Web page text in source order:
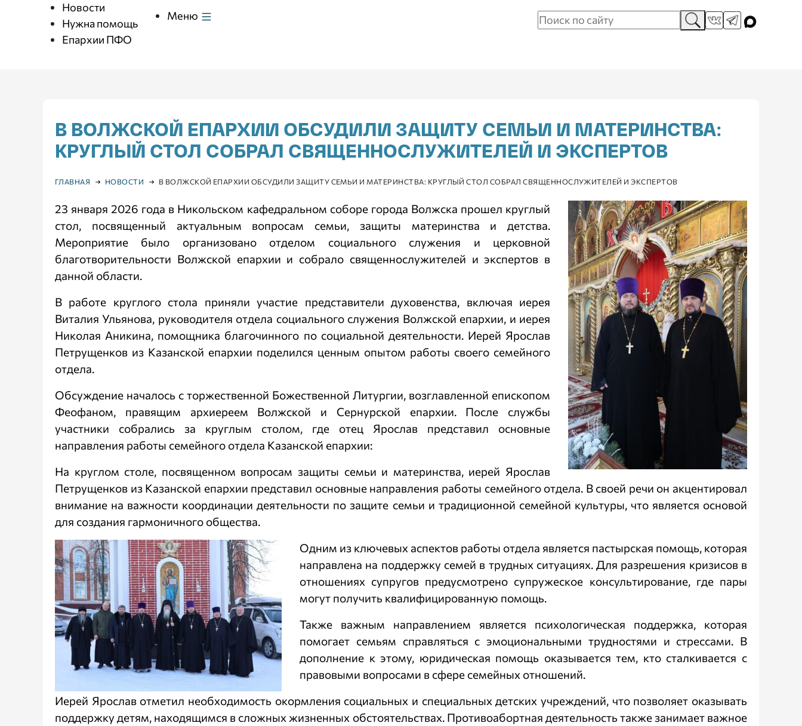
Новости
Нужна помощь
Епархии ПФО
Меню
В ВОЛЖСКОЙ ЕПАРХИИ ОБСУДИЛИ ЗАЩИТУ СЕМЬИ И МАТЕРИНСТВА:
КРУГЛЫЙ СТОЛ СОБРАЛ СВЯЩЕННОСЛУЖИТЕЛЕЙ И ЭКСПЕРТОВ
ГЛАВНАЯ НОВОСТИ В ВОЛЖСКОЙ ЕПАРХИИ ОБСУДИЛИ ЗАЩИТУ СЕМЬИ И МАТЕРИНСТВА: КРУГЛЫЙ СТОЛ СОБРАЛ СВЯЩЕННОСЛУЖИТЕЛЕЙ И ЭКСПЕРТОВ
23 января 2026 года в Никольском кафедральном соборе города Волжска прошел круглый
стол, посвященный актуальным вопросам семьи, защиты материнства и детства.
Мероприятие было организовано отделом социального служения и церковной
благотворительности Волжской епархии и собрало священнослужителей и экспертов в
данной области.
В работе круглого стола приняли участие представители духовенства, включая иерея
Виталия Ульянова, руководителя отдела социального служения Волжской епархии, и иерея
Николая Аникина, помощника благочинного по социальной деятельности. Иерей Ярослав
Петрущенков из Казанской епархии поделился ценным опытом работы своего семейного
отдела.
Обсуждение началось с торжественной Божественной Литургии, возглавленной епископом
Феофаном, правящим архиереем Волжской и Сернурской епархии. После службы
участники собрались за круглым столом, где отец Ярослав представил основные
направления работы семейного отдела Казанской епархии:
На круглом столе, посвященном вопросам защиты семьи и материнства, иерей Ярослав
Петрущенков из Казанской епархии представил основные направления работы семейного отдела. В своей речи он акцентировал
внимание на важности координации деятельности по защите семьи и традиционной семейной культуры, что является основой
для создания гармоничного общества.
Одним из ключевых аспектов работы отдела является пастырская помощь, которая
направлена на поддержку семей в трудных ситуациях. Для разрешения кризисов в
отношениях супругов предусмотрено супружеское консультирование, где пары
могут получить квалифицированную помощь.
Также важным направлением является психологическая поддержка, которая
помогает семьям справляться с эмоциональными трудностями и стрессами. В
дополнение к этому, юридическая помощь оказывается тем, кто сталкивается с
правовыми вопросами в сфере семейных отношений.
Иерей Ярослав отметил необходимость окормления социальных и специальных детских учреждений, что позволяет оказывать
поддержку детям, находящимся в сложных жизненных обстоятельствах. Противоабортная деятельность также занимает важное